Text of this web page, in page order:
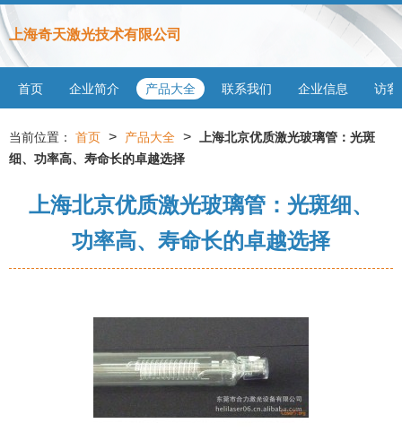
上海奇天激光技术有限公司
首页 企业简介 产品大全 联系我们 企业信息 访客
当前位置： 首页 > 产品大全 >
上海北京优质激光玻璃管：光斑
细、功率高、寿命长的卓越选择
上海北京优质激光玻璃管：光斑细、
功率高、寿命长的卓越选择